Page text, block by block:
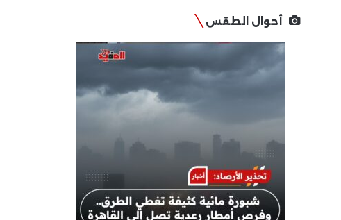
أحوال الطقس